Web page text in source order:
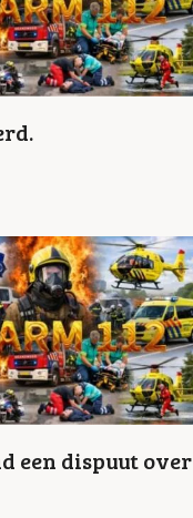
een dispuut over